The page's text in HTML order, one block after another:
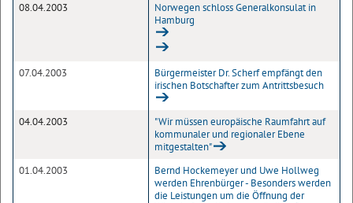
08.04.2003
Norwegen schloss Generalkonsulat in
Hamburg
07.04.2003
Bürgermeister Dr. Scherf empfängt den
irischen Botschafter zum Antrittsbesuch
04.04.2003
"Wir müssen europäische Raumfahrt auf
kommunaler und regionaler Ebene
mitgestalten"
01.04.2003
Bernd Hockemeyer und Uwe Hollweg
werden Ehrenbürger - Besonders werden
die Leistungen um die Öffnung der